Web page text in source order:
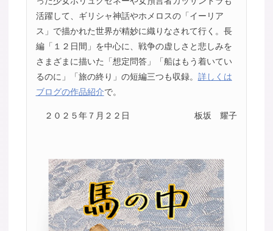
活躍して、ギリシャ神話やホメロスの「イーリア
ス」で描かれた世界が精妙に織りなされて行く。長
編「１２日間」を中心に、戦争の虚しさと悲しみを
さまざまに描いた「想定問答」「船はもう着いてい
るのに」「旅の終り」の短編三つも収録。 詳しくは
ブログの作品紹介で。
２０２５年７月２２日 板坂 耀子